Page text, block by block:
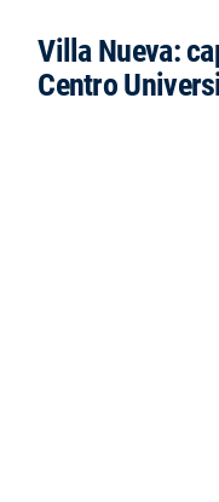
Villa Nueva:
Centro